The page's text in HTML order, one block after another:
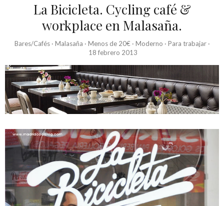
La Bicicleta. Cycling café &
workplace en Malasaña.
Bares/Cafés· Malasaña · Menos de 20€ · Moderno · Para trabajar·
18 febrero 2013